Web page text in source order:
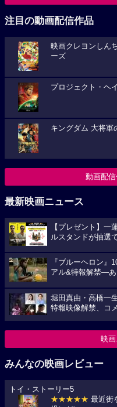
注目の動画配信作品
映画クレヨンしん
ーズ
プロジェクト・ヘ
キングダム 大将軍
動画配
最新映画ニュース
【プレゼント】一
ルスタンドが抽選
『ブルーヘロン』
アル&特報解禁―あ
堀田真由・高橋一
特報映像解禁、コ
映
みんなの映画レビュー
トイ・ストーリー5
★★★★★ 最近街